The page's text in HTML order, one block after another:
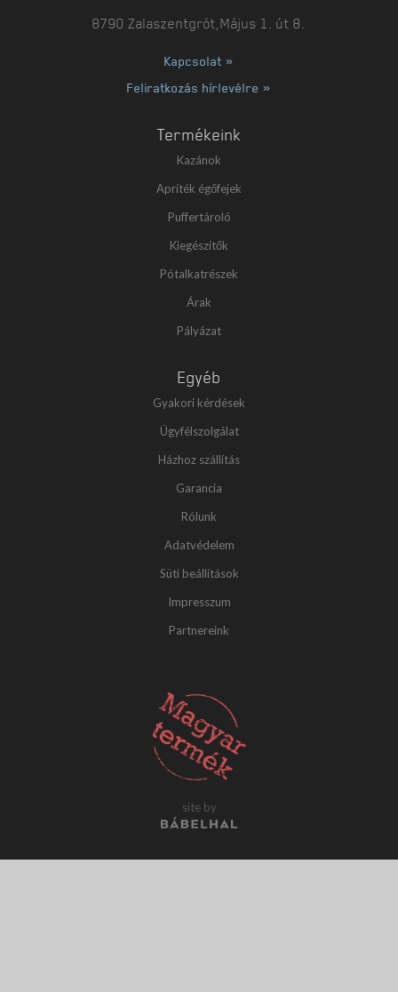
8790 Zalaszentgrót,Május 1. út 8.
Kapcsolat »
Feliratkozás hírlevélre »
Termékeink
Kazánok
Apríték égőfejek
Puffertároló
Kiegészítők
Pótalkatrészek
Árak
Pályázat
Egyéb
Gyakori kérdések
Ügyfélszolgálat
Házhoz szállítás
Garancia
Rólunk
Adatvédelem
Süti beállítások
Impresszum
Partnereink
site by